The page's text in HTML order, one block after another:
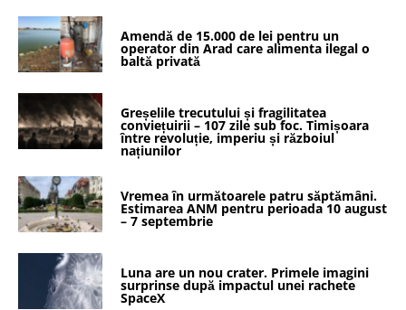
Amendă de 15.000 de lei pentru un
operator din Arad care alimenta ilegal o
baltă privată
Greșelile trecutului și fragilitatea
conviețuirii – 107 zile sub foc. Timișoara
între revoluție, imperiu și războiul
națiunilor
Vremea în următoarele patru săptămâni.
Estimarea ANM pentru perioada 10 august
– 7 septembrie
Luna are un nou crater. Primele imagini
surprinse după impactul unei rachete
SpaceX